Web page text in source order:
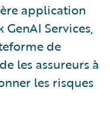
application
Services,
de
les assureurs à
les risques